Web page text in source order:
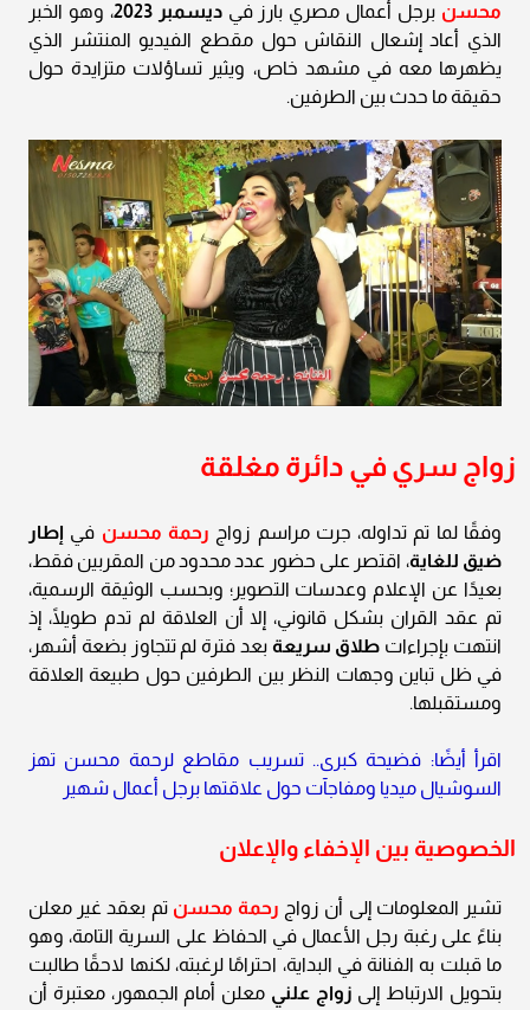
محسن برجل أعمال مصري بارز فيديسمبر 2023
، وهو الخبر
الذي أعاد إشعال النقاش حول مقطع الفيديو المنتشر الذي
يظهرها معه في مشهد خاص، ويثير تساؤلات متزايدة حول
حقيقة ما حدث بين الطرفين.
زواج سري في دائرة مغلقة
وفقًا لما تم تداوله، جرت مراسم زواج رحمة محسن في إطار
ضيق للغاية، اقتصر على حضور عدد محدود من المقربين فقط،
بعيدًا عن الإعلام وعدسات التصوير؛ وبحسب الوثيقة الرسمية،
تم عقد القران بشكل قانوني، إلا أن العلاقة لم تدم طويلًا، إذ
انتهت بإجراءات طلاق سريعة بعد فترة لم تتجاوز بضعة أشهر،
في ظل تباين وجهات النظر بين الطرفين حول طبيعة العلاقة
ومستقبلها.
اقرأ أيضًا: فضيحة كبرى.. تسريب مقاطع لرحمة محسن تهز
السوشيال ميديا ومفاجآت حول علاقتها برجل أعمال شهير
الخصوصية بين الإخفاء والإعلان
تشير المعلومات إلى أن زواج رحمة محسن تم بعقد غير معلن
بناءً على رغبة رجل الأعمال في الحفاظ على السرية التامة، وهو
ما قبلت به الفنانة في البداية، احترامًا لرغبته، لكنها لاحقًا طالبت
بتحويل الارتباط إلى زواج علني معلن أمام الجمهور، معتبرة أن